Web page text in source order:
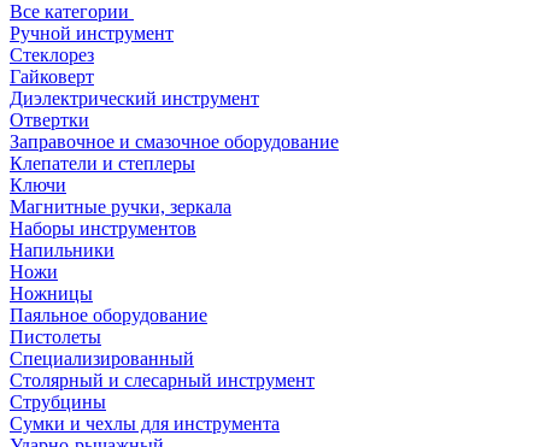
Все категории
Ручной инструмент
Стеклорез
Гайковерт
Диэлектрический инструмент
Отвертки
Заправочное и смазочное оборудование
Клепатели и степлеры
Ключи
Магнитные ручки, зеркала
Наборы инструментов
Напильники
Ножи
Ножницы
Паяльное оборудование
Пистолеты
Специализированный
Столярный и слесарный инструмент
Струбцины
Сумки и чехлы для инструмента